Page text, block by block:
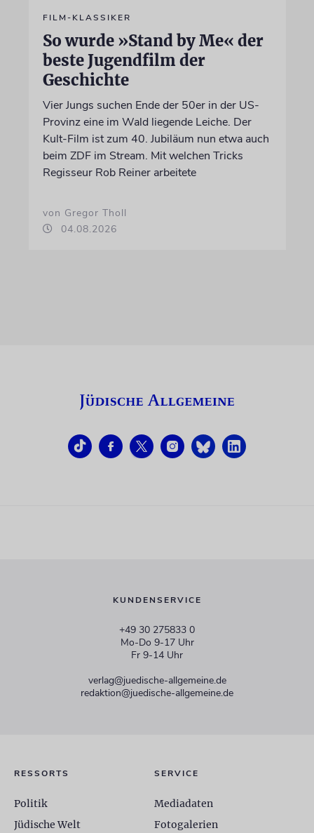
FILM-KLASSIKER
So wurde »Stand by Me« der
beste Jugendfilm der
Geschichte
Vier Jungs suchen Ende der 50er in der US-
Provinz eine im Wald liegende Leiche. Der
Kult-Film ist zum 40. Jubiläum nun etwa auch
beim ZDF im Stream. Mit welchen Tricks
Regisseur Rob Reiner arbeitete
von Gregor Tholl
04.08.2026
KUNDENSERVICE
+49 30 275833 0
Mo-Do 9-17 Uhr
Fr 9-14 Uhr
verlag@juedische-allgemeine.de
redaktion@juedische-allgemeine.de
RESSORTS
Politik
Jüdische Welt
SERVICE
Mediadaten
Fotogalerien